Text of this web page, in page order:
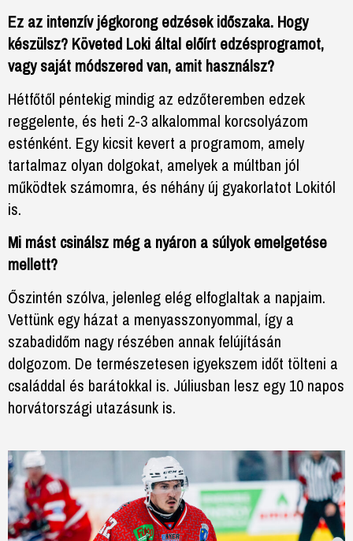
Ez az intenzív jégkorong edzések időszaka. Hogy
készülsz? Követed Loki által előírt edzésprogramot,
vagy saját módszered van, amit használsz?
Hétfőtől péntekig mindig az edzőteremben edzek
reggelente, és heti 2-3 alkalommal korcsolyázom
esténként. Egy kicsit kevert a programom, amely
tartalmaz olyan dolgokat, amelyek a múltban jól
működtek számomra, és néhány új gyakorlatot Lokitól
is.
Mi mást csinálsz még a nyáron a súlyok emelgetése
mellett?
Őszintén szólva, jelenleg elég elfoglaltak a napjaim.
Vettünk egy házat a menyasszonyommal, így a
szabadidőm nagy részében annak felújításán
dolgozom. De természetesen igyekszem időt tölteni a
családdal és barátokkal is. Júliusban lesz egy 10 napos
horvátországi utazásunk is.